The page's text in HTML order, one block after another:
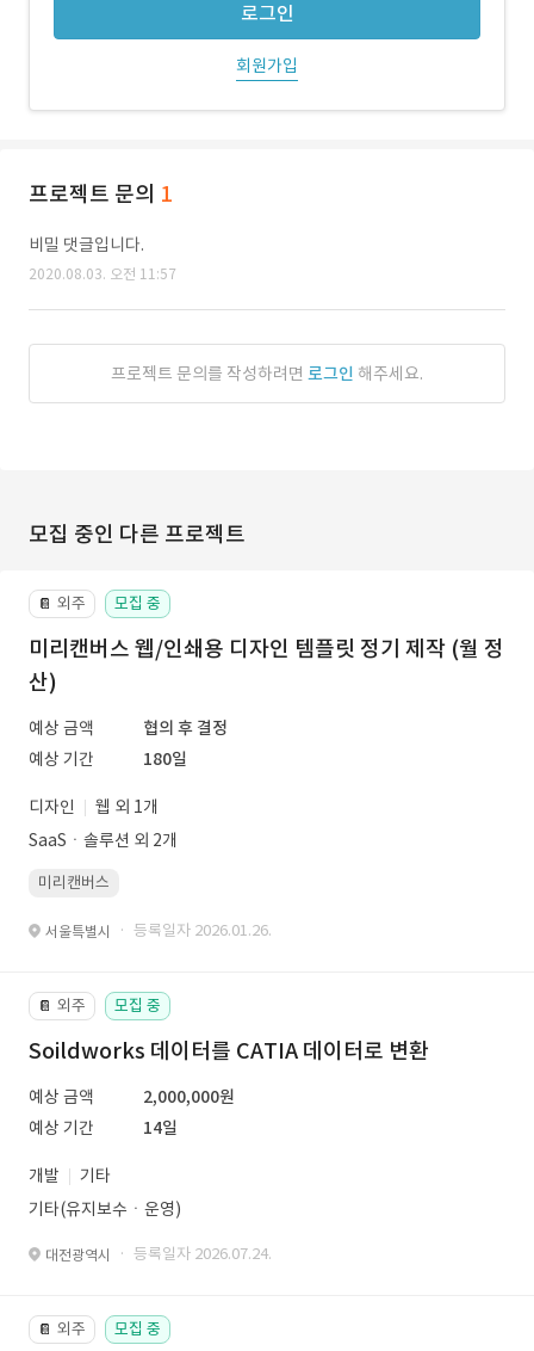
로그인
회원가입
프로젝트 문의 1
비밀 댓글입니다.
2020.08.03. 오전 11:57
프로젝트 문의를 작성하려면 로그인 해주세요.
모집 중인 다른 프로젝트
📔 외주 모집 중
미리캔버스 웹/인쇄용 디자인 템플릿 정기 제작 (월 정
산)
예상 금액
협의 후 결정
예상 기간
180일
디자인
웹 외 1개
SaaSㆍ솔루션 외 2개
미리캔버스
서울특별시 · 등록일자 2026.01.26.
📔 외주 모집 중
Soildworks 데이터를 CATIA 데이터로 변환
예상 금액
2,000,000원
예상 기간
14일
개발
기타
기타(유지보수ㆍ운영)
대전광역시 · 등록일자 2026.07.24.
📔 외주 모집 중